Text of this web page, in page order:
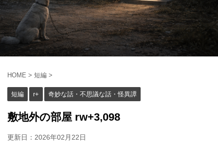
HOME > 短編 >
短編 r+ 奇妙な話・不思議な話・怪異譚
敷地外の部屋 rw+3,098
更新日： 2026年02月22日